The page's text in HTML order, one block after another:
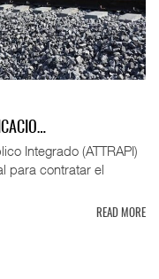
Integrado (ATTRAPI)
para contratar el
READ MORE